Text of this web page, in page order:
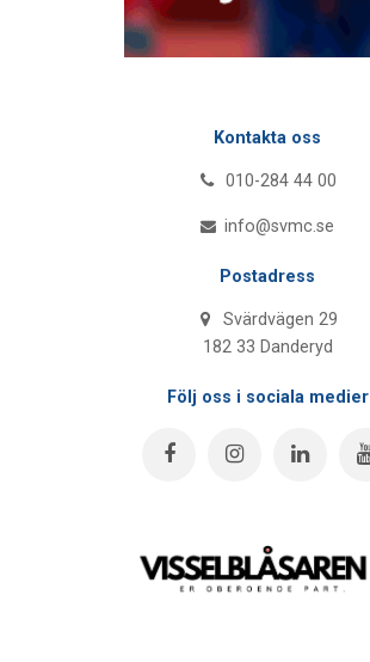
Kontakta oss
010-284 44 00
info@svmc.se
Postadress
Svärdvägen 29
182 33 Danderyd
Följ oss i sociala medier